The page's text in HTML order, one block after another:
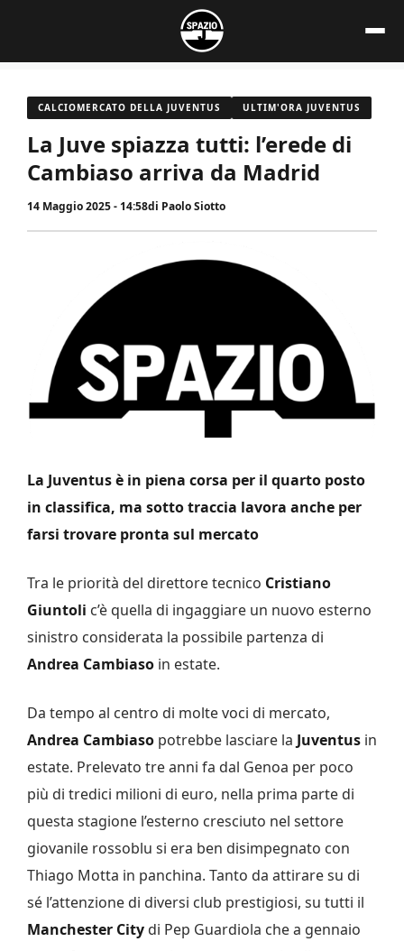
contenuto
CALCIOMERCATO DELLA JUVENTUS ULTIM'ORA JUVENTUS
La Juve spiazza tutti: l’erede di
Cambiaso arriva da Madrid
14 Maggio 2025 - 14:58di Paolo Siotto
La Juventus è in piena corsa per il quarto posto
in classifica, ma sotto traccia lavora anche per
farsi trovare pronta sul mercato
Tra le priorità del direttore tecnico Cristiano
Giuntoli c’è quella di ingaggiare un nuovo esterno
sinistro considerata la possibile partenza di
Andrea Cambiaso in estate.
Da tempo al centro di molte voci di mercato,
Andrea Cambiaso potrebbe lasciare la Juventus in
estate. Prelevato tre anni fa dal Genoa per poco
più di tredici milioni di euro, nella prima parte di
questa stagione l’esterno cresciuto nel settore
giovanile rossoblu si era ben disimpegnato con
Thiago Motta in panchina. Tanto da attirare su di
sé l’attenzione di diversi club prestigiosi, su tutti il
Manchester City di Pep Guardiola che a gennaio